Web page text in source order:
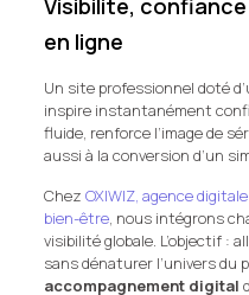
en ligne
Un site professionnel doté
inspire instantanément
fluide, renforce l’image de
aussi à la conversion d’un
Chez OXIWIZ, agence
bien-être, nous intégrons
visibilité globale. L’objectif :
sans dénaturer l’univers du
accompagnement digital